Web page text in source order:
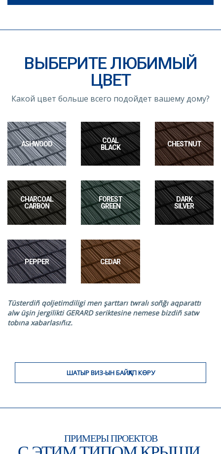
ВЫБЕРИТЕ ЛЮБИМЫЙ
ЦВЕТ
Какой цвет больше всего подойдет вашему дому?
ASHWOOD
COAL
BLACK
CHESTNUT
CHARCOAL
CARBON
FOREST
GREEN
DARK
SILVER
PEPPER CEDAR
Tüsterdiñ qoljetimdiligi men şarttarı twralı soñğı aqparattı
alw üşin jergilikti GERARD seriktesine nemese bizdiñ satw
tobına xabarlasıñız.
ШАТЫР ВИЗ-ЫН БАЙҚАП КӨРУ
ПРИМЕРЫ ПРОЕКТОВ